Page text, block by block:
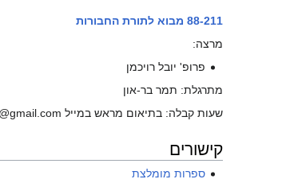
88-211 מבוא לתורת החבורות
מרצה:
פרופ' יובל רויכמן
מתרגלת: תמר בר-און
שעות קבלה: בתיאום מראש במייל tamarnachshoni@gmail.com
קישורים
ספרות מומלצת